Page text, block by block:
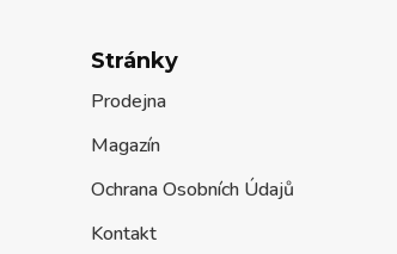
Stránky
Prodejna
Magazín
Ochrana Osobních Údajů
Kontakt